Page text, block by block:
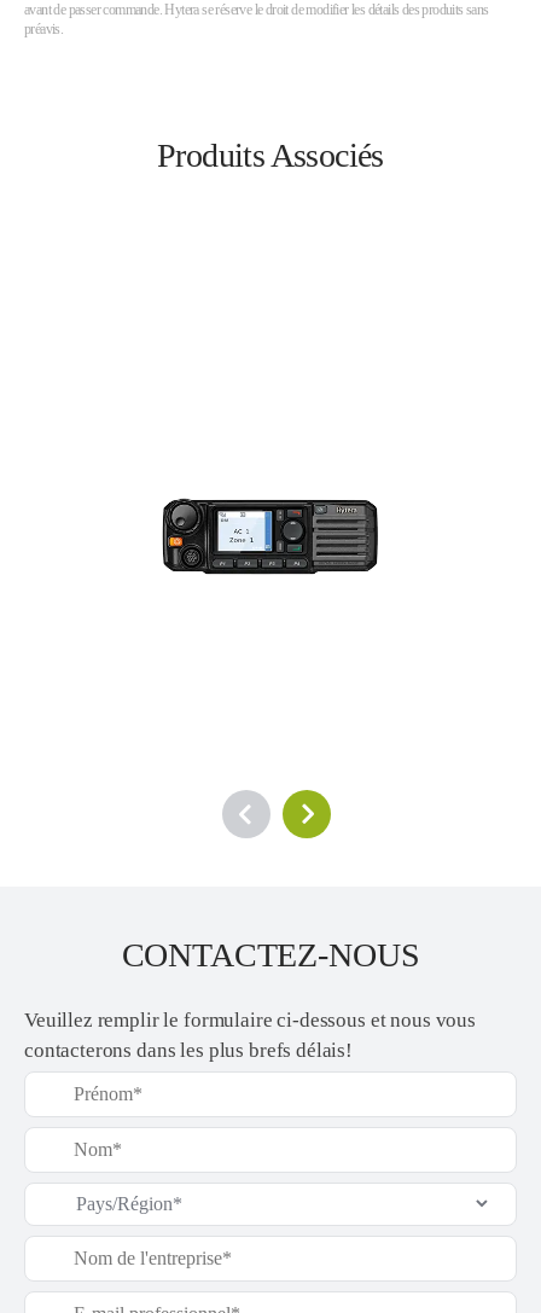
avant de passer commande. Hytera se réserve le droit de modifier les détails des produits sans
préavis.
Produits Associés
CONTACTEZ-NOUS
Veuillez remplir le formulaire ci-dessous et nous vous
contacterons dans les plus brefs délais!